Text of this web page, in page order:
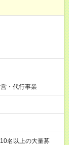
・代行事業
10名以上の大量募